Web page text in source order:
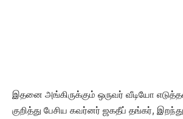
இதனை அங்கிருக்கும் ஒருவர் வீடியோ
குறித்து பேசிய கவர்னர் ஜகதீப் தங்கர்,